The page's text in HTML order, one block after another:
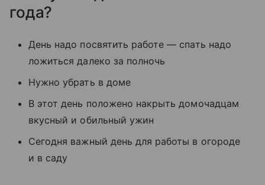
года?
День надо посвятить работе — спать надо
ложиться далеко за полночь
Нужно убрать в доме
В этот день положено накрыть домочадцам
вкусный и обильный ужин
Сегодня важный день для работы в огороде
и в саду